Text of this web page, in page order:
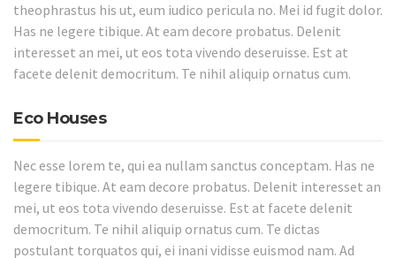
theophrastus his ut, eum iudico pericula no. Mei id fugit dolor.
Has ne legere tibique. At eam decore probatus. Delenit
interesset an mei, ut eos tota vivendo deseruisse. Est at
facete delenit democritum. Te nihil aliquip ornatus cum.
Eco Houses
Nec esse lorem te, qui ea nullam sanctus conceptam. Has ne
legere tibique. At eam decore probatus. Delenit interesset an
mei, ut eos tota vivendo deseruisse. Est at facete delenit
democritum. Te nihil aliquip ornatus cum. Te dictas
postulant torquatos qui, ei inani vidisse euismod nam. Ad